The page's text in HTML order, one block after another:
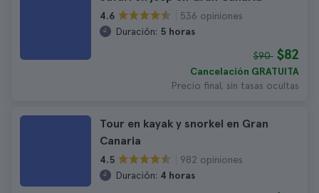
4.6
536 opiniones
Duración: 5 horas
$90 $82
Cancelación GRATUITA
Precio final, sin tasas ocultas
Tour en kayak y snorkel en Gran
Canaria
4.5
982 opiniones
Duración: 4 horas